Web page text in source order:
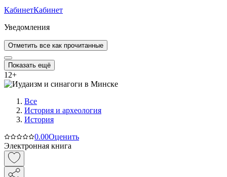
КабинетКабинет
Уведомления
Отметить все как прочитанные
Показать ещё
12+
Все
История и археология
История
0.00Оценить
Электронная книга